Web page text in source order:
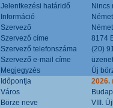
Jelentkezési határidő
Nincs
Információ
Szervező
Szervező címe
8174
Szervező telefonszáma
(20)
Szervező e-mail címe
Megjegyzés
Új
Időpontja
2026.
Város
Börze neve
VIII.